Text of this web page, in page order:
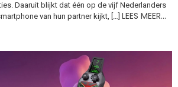
Daaruit blijkt dat één op de vijf Nederlanders
van hun partner kijkt, […] LEES MEER…